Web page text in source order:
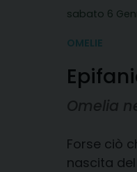
sabato 6
OMELIE
Omelia
Forse ciò
nascita